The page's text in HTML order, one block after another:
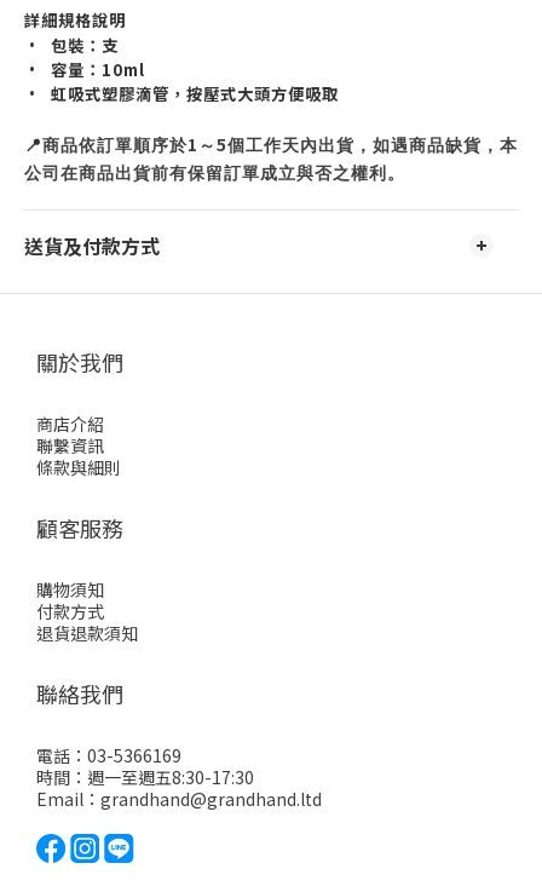
詳細規格說明
• 包裝：支
• 容量： 10ml
• 虹吸式塑膠滴管，按壓式大頭方便吸取
📍商品依訂單順序於1 ～5個工作天內出貨，如遇商品缺貨，本
公司在商品出貨前有保留訂單成立與否之權利。
送貨及付款方式
關於我們
商店介紹
聯繫資訊
條款與細則
顧客服務
購物須知
付款方式
退貨退款須知
聯絡我們
電話：03-5366169
時間：週一至週五8:30-17:30
Email：grandhand@grandhand.ltd